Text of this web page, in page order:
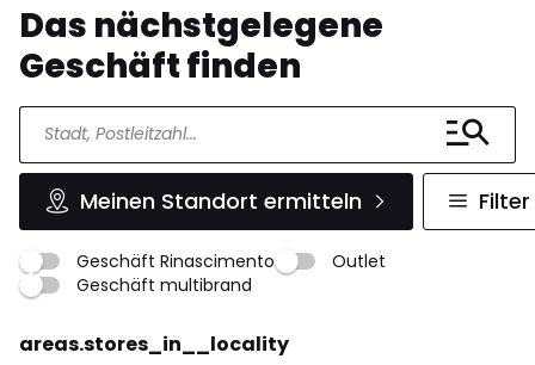
Das nächstgelegene
Geschäft finden
Meinen Standort ermitteln Filter
Geschäft Rinascimento
Outlet
Geschäft multibrand
areas.stores_in__locality